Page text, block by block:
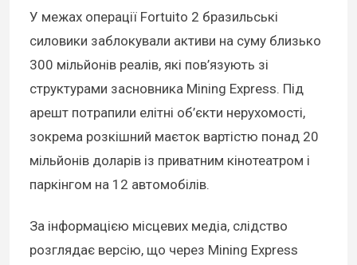
У межах операції Fortuito 2 бразильські
силовики заблокували активи на суму близько
300 мільйонів реалів, які пов’язують зі
структурами засновника Mining Express. Під
арешт потрапили елітні об’єкти нерухомості,
зокрема розкішний маєток вартістю понад 20
мільйонів доларів із приватним кінотеатром і
паркінгом на 12 автомобілів.
За інформацією місцевих медіа, слідство
розглядає версію, що через Mining Express